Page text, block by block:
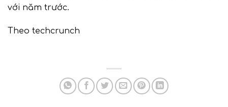
với năm trước.
Theo techcrunch